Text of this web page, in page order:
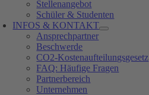
Stellenangebot
Schüler & Studenten
INFOS & KONTAKT
Ansprechpartner
Beschwerde
CO2-Kostenaufteilungsgesetz
FAQ: Häufige Fragen
Partnerbereich
Unternehmen